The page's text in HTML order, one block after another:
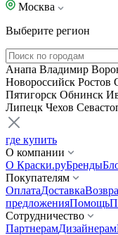
Москва
Выберите регион
Анапа Владимир
Новороссийск Ростов
Пятигорск Обнинск
Липецк Чехов
где купить
О компании
О Краски.руБренды
Покупателям
ОплатаДоставка
предложенияПомощь
Сотрудничество
ПартнерамДизайнерам